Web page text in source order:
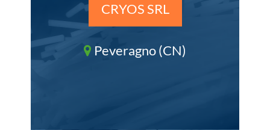
CRYOS SRL
Peveragno (CN)